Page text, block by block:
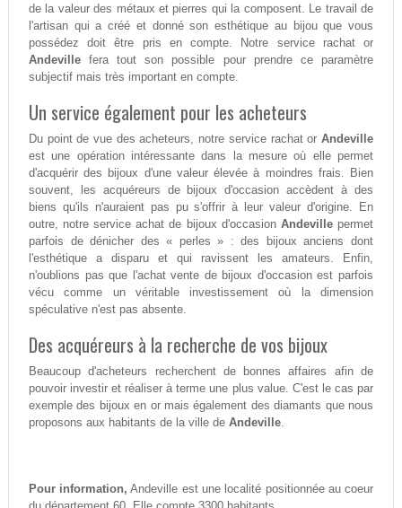
de la valeur des métaux et pierres qui la composent. Le travail de
l'artisan qui a créé et donné son esthétique au bijou que vous
possédez doit être pris en compte. Notre service rachat or
Andevillefera tout son possible pour prendre ce paramètre
subjectif mais très important en compte.
Un service également pour les acheteurs
Du point de vue des acheteurs, notre service rachat orAndeville
est une opération intéressante dans la mesure où elle permet
d'acquérir des bijoux d'une valeur élevée à moindres frais. Bien
souvent, les acquéreurs de bijoux d'occasion accèdent à des
biens qu'ils n'auraient pas pu s'offrir à leur valeur d'origine. En
outre, notre service achat de bijoux d'occasion Andevillepermet
parfois de dénicher des « perles » : des bijoux anciens dont
l'esthétique a disparu et qui ravissent les amateurs. Enfin,
n'oublions pas que l'achat vente de bijoux d'occasion est parfois
vécu comme un véritable investissement où la dimension
spéculative n'est pas absente.
Des acquéreurs à la recherche de vos bijoux
Beaucoup d'acheteurs recherchent de bonnes affaires afin de
pouvoir investir et réaliser à terme une plus value. C'est le cas par
exemple des bijoux en or mais également des diamants que nous
proposons aux habitants de la ville de Andeville.
Pour information, Andeville est une localité positionnée au coeur